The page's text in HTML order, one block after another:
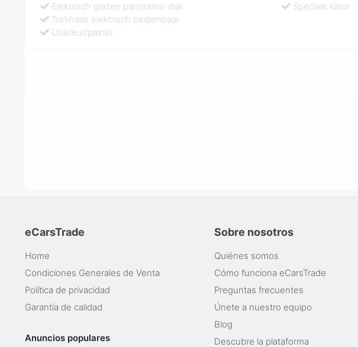
Elektrisch glazen panorama-dak
Speciale kleur
Trekhaak elektrisch bedienbaar
Unikleur/pastel
eCarsTrade
Home
Condiciones Generales de Venta
Política de privacidad
Garantía de calidad
Anuncios populares
Sobre nosotros
Quiénes somos
Cómo funciona eCarsTrade
Preguntas frecuentes
Únete a nuestro equipo
Blog
Descubre la plataforma